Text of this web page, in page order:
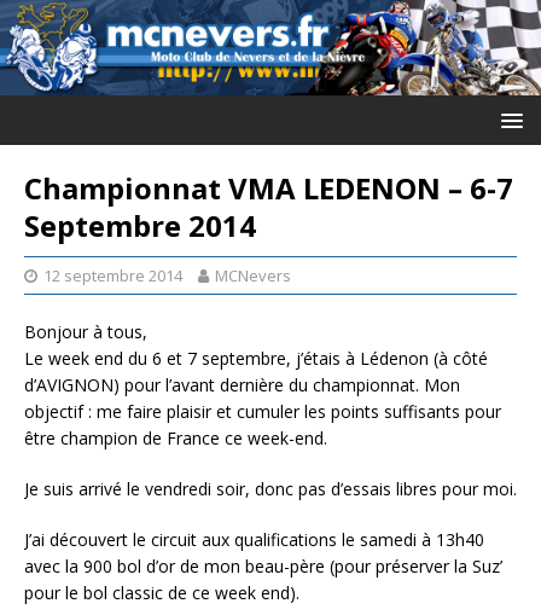
Championnat VMA LEDENON – 6-7
Septembre 2014
12 septembre 2014 MCNevers
Bonjour à tous,
Le week end du 6 et 7 septembre, j’étais à Lédenon (à côté
d’AVIGNON) pour l’avant dernière du championnat. Mon
objectif : me faire plaisir et cumuler les points suffisants pour
être champion de France ce week-end.
Je suis arrivé le vendredi soir, donc pas d’essais libres pour moi.
J’ai découvert le circuit aux qualifications le samedi à 13h40
avec la 900 bol d’or de mon beau-père (pour préserver la Suz’
pour le bol classic de ce week end).